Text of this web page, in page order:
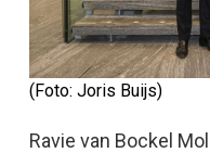
(Foto: Joris Buijs)
Ravie van Bockel